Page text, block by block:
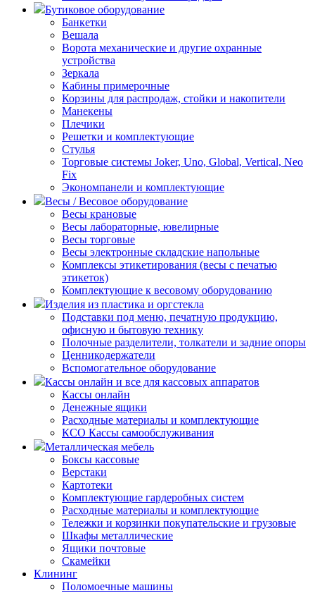
Бутиковое оборудование
Банкетки
Вешала
Ворота механические и другие охранные
устройства
Зеркала
Кабины примерочные
Корзины для распродаж, стойки и накопители
Манекены
Плечики
Решетки и комплектующие
Стулья
Торговые системы Joker, Uno, Global, Vertical, Neo
Fix
Экономпанели и комплектующие
Весы / Весовое оборудование
Весы крановые
Весы лабораторные, ювелирные
Весы торговые
Весы электронные складские напольные
Комплексы этикетирования (весы с печатью
этикеток)
Комплектующие к весовому оборудованию
Изделия из пластика и оргстекла
Подставки под меню, печатную продукцию,
офисную и бытовую технику
Полочные разделители, толкатели и задние опоры
Ценникодержатели
Вспомогательное оборудование
Кассы онлайн и все для кассовых аппаратов
Кассы онлайн
Денежные ящики
Расходные материалы и комплектующие
КСО Кассы самообслуживания
Металлическая мебель
Боксы кассовые
Верстаки
Картотеки
Комплектующие гардеробных систем
Расходные материалы и комплектующие
Тележки и корзинки покупательские и грузовые
Шкафы металлические
Ящики почтовые
Скамейки
Клининг
Поломоечные машины